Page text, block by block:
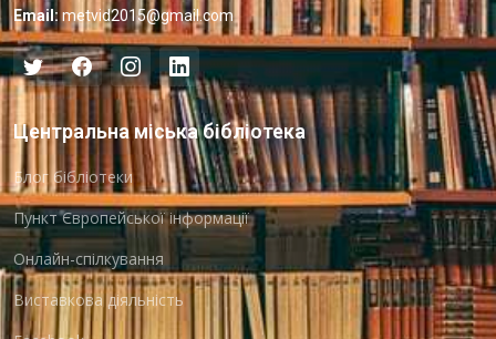
Email: metvid2015@gmail.com
Центральна міська бібліотека
Блог бібліотеки
Пункт Європейської інформації
Онлайн-спілкування
Виставкова діяльність